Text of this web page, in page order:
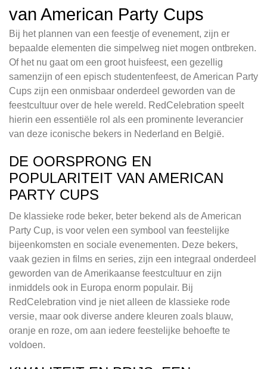
van American Party Cups
Bij het plannen van een feestje of evenement, zijn er
bepaalde elementen die simpelweg niet mogen ontbreken.
Of het nu gaat om een groot huisfeest, een gezellig
samenzijn of een episch studentenfeest, de American Party
Cups zijn een onmisbaar onderdeel geworden van de
feestcultuur over de hele wereld. RedCelebration speelt
hierin een essentiële rol als een prominente leverancier
van deze iconische bekers in Nederland en België.
DE OORSPRONG EN
POPULARITEIT VAN AMERICAN
PARTY CUPS
De klassieke rode beker, beter bekend als de American
Party Cup, is voor velen een symbool van feestelijke
bijeenkomsten en sociale evenementen. Deze bekers,
vaak gezien in films en series, zijn een integraal onderdeel
geworden van de Amerikaanse feestcultuur en zijn
inmiddels ook in Europa enorm populair. Bij
RedCelebration vind je niet alleen de klassieke rode
versie, maar ook diverse andere kleuren zoals blauw,
oranje en roze, om aan iedere feestelijke behoefte te
voldoen.